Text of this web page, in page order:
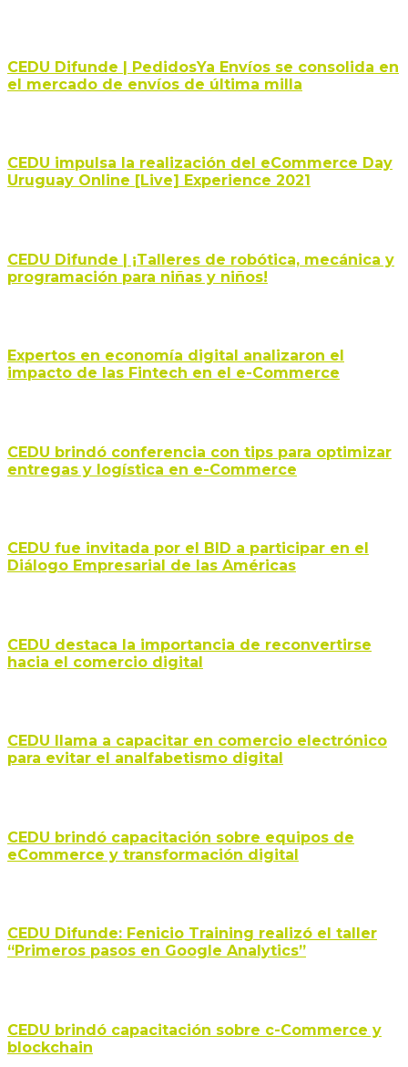
CEDU Difunde | PedidosYa Envíos se consolida en
el mercado de envíos de última milla
CEDU impulsa la realización del eCommerce Day
Uruguay Online [Live] Experience 2021
CEDU Difunde | ¡Talleres de robótica, mecánica y
programación para niñas y niños!
Expertos en economía digital analizaron el
impacto de las Fintech en el e-Commerce
CEDU brindó conferencia con tips para optimizar
entregas y logística en e-Commerce
CEDU fue invitada por el BID a participar en el
Diálogo Empresarial de las Américas
CEDU destaca la importancia de reconvertirse
hacia el comercio digital
CEDU llama a capacitar en comercio electrónico
para evitar el analfabetismo digital
CEDU brindó capacitación sobre equipos de
eCommerce y transformación digital
CEDU Difunde: Fenicio Training realizó el taller
“Primeros pasos en Google Analytics”
CEDU brindó capacitación sobre c-Commerce y
blockchain